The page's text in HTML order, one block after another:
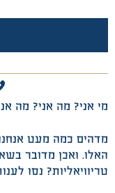
מי אני? מה אני? מה
מדהים כמה מעט
האלו. ואכן מדובר
טריוויאליות? נסו